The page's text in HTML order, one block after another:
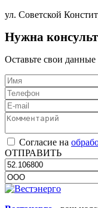
ул. Советской
Нужна
Оставьте свои
Согласие на
ОТПРАВИТЬ